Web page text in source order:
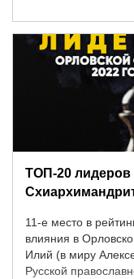
ТОП-20 лидеров
11-е место в
влияния в
Илий (в миру
Русской